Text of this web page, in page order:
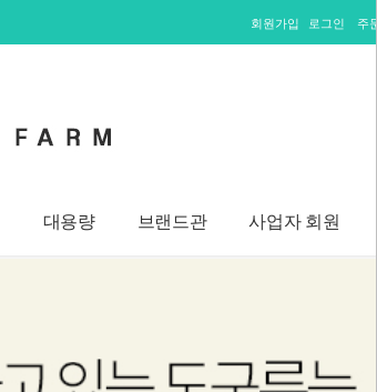
회원가입 로그인 주
대용량 브랜드관 사업자 회원